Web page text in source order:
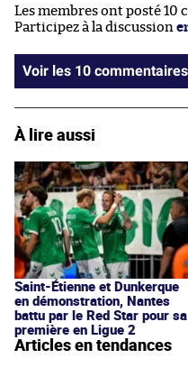
Les membres ont posté 10
Participez à la discussion
Voir les 10 commentaires
À lire aussi
Saint-Étienne et Dunkerque
en démonstration, Nantes
battu par le Red Star pour sa
première en Ligue 2
Articles en tendances